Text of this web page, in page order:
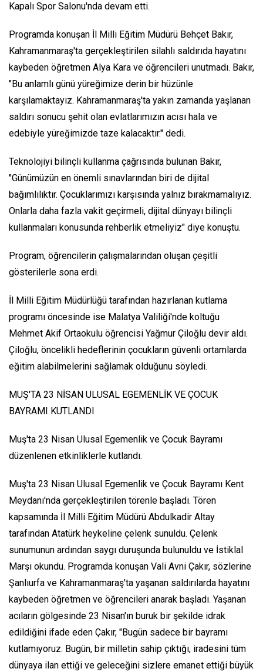
Kapalı Spor Salonu'nda devam etti.
Programda konuşan İl Milli Eğitim Müdürü Behçet Bakır,
Kahramanmaraş'ta gerçekleştirilen silahlı saldırıda hayatını
kaybeden öğretmen Alya Kara ve öğrencileri unutmadı. Bakır,
"Bu anlamlı günü yüreğimize derin bir hüzünle
karşılamaktayız. Kahramanmaraş'ta yakın zamanda yaşlanan
saldırı sonucu şehit olan evlatlarımızın acısı hala ve
edebiyle yüreğimizde taze kalacaktır." dedi.
Teknolojiyi bilinçli kullanma çağrısında bulunan Bakır,
"Günümüzün en önemli sınavlarından biri de dijital
bağımlılıktır. Çocuklarımızı karşısında yalnız bırakmamalıyız.
Onlarla daha fazla vakit geçirmeli, dijital dünyayı bilinçli
kullanmaları konusunda rehberlik etmeliyiz" diye konuştu.
Program, öğrencilerin çalışmalarından oluşan çeşitli
gösterilerle sona erdi.
İl Milli Eğitim Müdürlüğü tarafından hazırlanan kutlama
programı öncesinde ise Malatya Valiliği'nde koltuğu
Mehmet Akif Ortaokulu öğrencisi Yağmur Çiloğlu devir aldı.
Çiloğlu, öncelikli hedeflerinin çocukların güvenli ortamlarda
eğitim alabilmelerini sağlamak olduğunu söyledi.
MUŞ'TA 23 NİSAN ULUSAL EGEMENLİK VE ÇOCUK
BAYRAMI KUTLANDI
Muş'ta 23 Nisan Ulusal Egemenlik ve Çocuk Bayramı
düzenlenen etkinliklerle kutlandı.
Muş'ta 23 Nisan Ulusal Egemenlik ve Çocuk Bayramı Kent
Meydanı'nda gerçekleştirilen törenle başladı. Tören
kapsamında İl Milli Eğitim Müdürü Abdulkadir Altay
tarafından Atatürk heykeline çelenk sunuldu. Çelenk
sunumunun ardından saygı duruşunda bulunuldu ve İstiklal
Marşı okundu. Programda konuşan Vali Avni Çakır, sözlerine
Şanlıurfa ve Kahramanmaraş'ta yaşanan saldırılarda hayatını
kaybeden öğretmen ve öğrencileri anarak başladı. Yaşanan
acıların gölgesinde 23 Nisan'ın buruk bir şekilde idrak
edildiğini ifade eden Çakır, "Bugün sadece bir bayramı
kutlamıyoruz. Bugün, bir milletin sahip çıktığı, iradesini tüm
dünyaya ilan ettiği ve geleceğini sizlere emanet ettiği büyük